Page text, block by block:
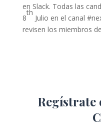
en Slack. Todas las
8
th
Julio en el canal
revisen los miembros
Regístrate